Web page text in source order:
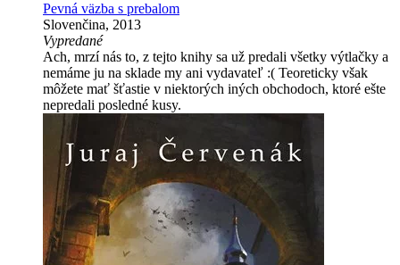
Pevná väzba s prebalom
Slovenčina, 2013
Vypredané
Ach, mrzí nás to, z tejto knihy sa už predali všetky výtlačky a
nemáme ju na sklade my ani vydavateľ :( Teoreticky však
môžete mať šťastie v niektorých iných obchodoch, ktoré ešte
nepredali posledné kusy.